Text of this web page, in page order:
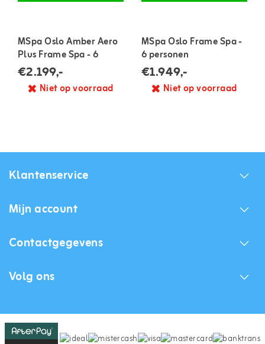
MSpa Oslo Amber Aero
Plus Frame Spa - 6
personen
€2.199,-
Niet op voorraad
MSpa Oslo Frame Spa -
6 personen
€1.949,-
Niet op voorraad
Klantenservice
Mijn account
Contactgegevens
Volg ons